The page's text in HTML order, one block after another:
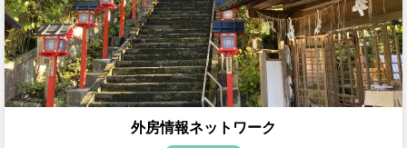
外房情報ネットワーク